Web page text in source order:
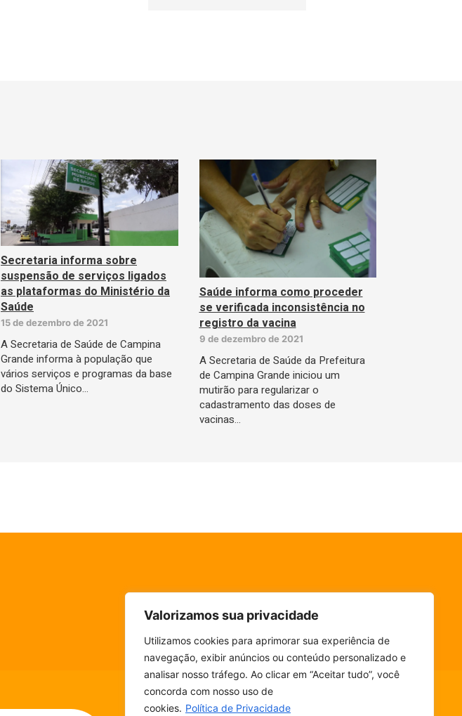
Valorizamos sua privacidade
Utilizamos cookies para aprimorar sua experiência de
navegação, exibir anúncios ou conteúdo personalizado e
analisar nosso tráfego. Ao clicar em “Aceitar tudo”, você
concorda com nosso uso de
cookies. Política de Privacidade
Secretaria informa sobre
suspensão de serviços ligados
as plataformas do Ministério da
Saúde
15 de dezembro de 2021
A Secretaria de Saúde de Campina
Grande informa à população que
vários serviços e programas da base
do Sistema Único…
Saúde informa como proceder
se verificada inconsistência no
registro da vacina
9 de dezembro de 2021
A Secretaria de Saúde da Prefeitura
de Campina Grande iniciou um
mutirão para regularizar o
cadastramento das doses de
vacinas…